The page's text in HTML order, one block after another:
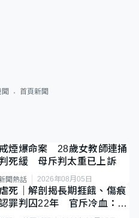
首頁新聞
煙爆命案 28歲女教師連捅
死緩 母斥判太重已上訴
聞熱話 2026年08月05日
死｜解剖揭長期捱餓、傷痕
罪判囚22年 官斥冷血：同